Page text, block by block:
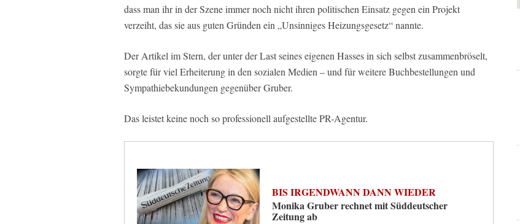
dass man ihr in der Szene immer noch nicht ihren politischen Einsatz gegen ein Projekt
verzeiht, das sie aus guten Gründen ein „Unsinniges Heizungsgesetz“ nannte.
Der Artikel im Stern, der unter der Last seines eigenen Hasses in sich selbst zusammenbröselt,
sorgte für viel Erheiterung in den sozialen Medien – und für weitere Buchbestellungen und
Sympathiebekundungen gegenüber Gruber.
Das leistet keine noch so professionell aufgestellte PR-Agentur.
BIS IRGENDWANN DANN WIEDER
Monika Gruber rechnet mit Süddeutscher
Zeitung ab